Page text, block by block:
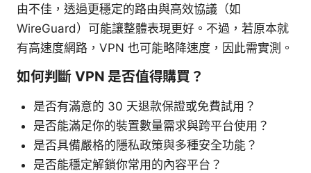
由不佳，透過更穩定的路由與高效協議（如
WireGuard）可能讓整體表現更好。不過，若原本就
有高速度網路，VPN 也可能略降速度，因此需實測。
如何判斷 VPN 是否值得購買？
是否有滿意的 30 天退款保證或免費試用？
是否能滿足你的裝置數量需求與跨平台使用？
是否具備嚴格的隱私政策與多種安全功能？
是否能穩定解鎖你常用的內容平台？